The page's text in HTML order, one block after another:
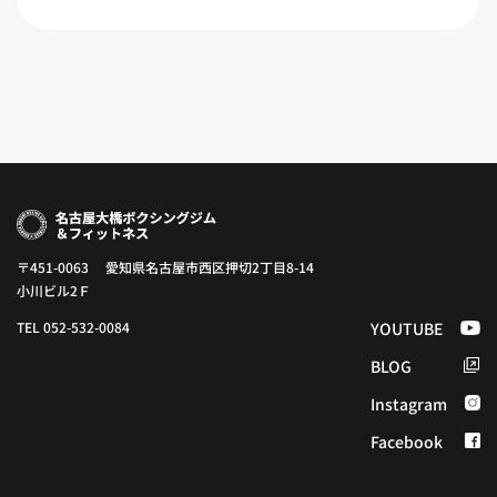
〒451-0063 愛知県名古屋市西区押切2丁目8-14
小川ビル2Ｆ
TEL 052-532-0084
YOUTUBE
BLOG
Instagram
Facebook